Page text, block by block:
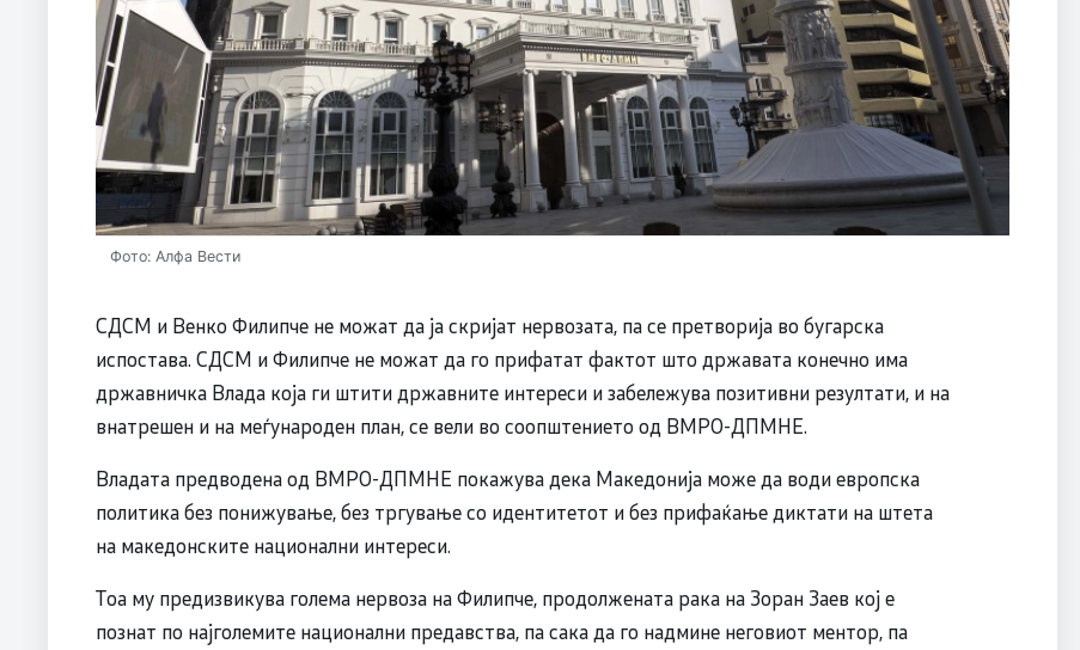
Фото: Алфа Вести
СДСM и Венко Филипче не можат да ја скријат нервозата, па се претворија во бугарска
испостава. СДСM и Филипче не можат да го прифатат фактот што државата конечно има
државничка Влада која ги штити државните интереси и забележува позитивни резултати, и на
внатрешен и на меѓународен план, се вели во соопштението од ВМРО-ДПМНЕ.
Владата предводена од ВМРО-ДПМНЕ покажува дека Македонија може да води европска
политика без понижување, без тргување со идентитетот и без прифаќање диктати на штета
на македонските национални интереси.
Тоа му предизвикува голема нервоза на Филипче, продолжената рака на Зоран Заев кој е
познат по најголемите национални предавства, па сака да го надмине неговиот ментор, па